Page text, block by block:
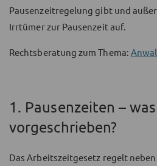
Pausenzeitregelung gibt und
Irrtümer zur Pausenzeit auf.
Rechtsberatung zum Thema:
1. Pausenzeiten –
vorgeschrieben?
Das Arbeitszeitgesetz regelt